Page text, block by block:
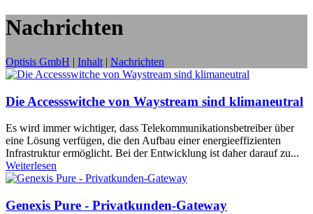
Nachrichten
Optisis GmbH | Inhalt | Nachrichten
Die Accessswitche von Waystream sind klimaneutral
Es wird immer wichtiger, dass Telekommunikationsbetreiber über
eine Lösung verfügen, die den Aufbau einer energieeffizienten
Infrastruktur ermöglicht. Bei der Entwicklung ist daher darauf zu...
Weiterlesen
Genexis Pure - Privatkunden-Gateway